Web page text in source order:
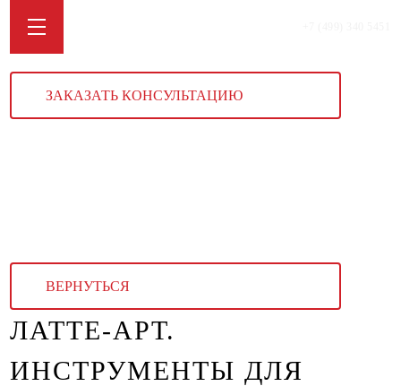
ЗАКАЗАТЬ КОНСУЛЬТАЦИЮ
ВЕРНУТЬСЯ
ЛАТТЕ-АРТ.
ИНСТРУМЕНТЫ ДЛЯ